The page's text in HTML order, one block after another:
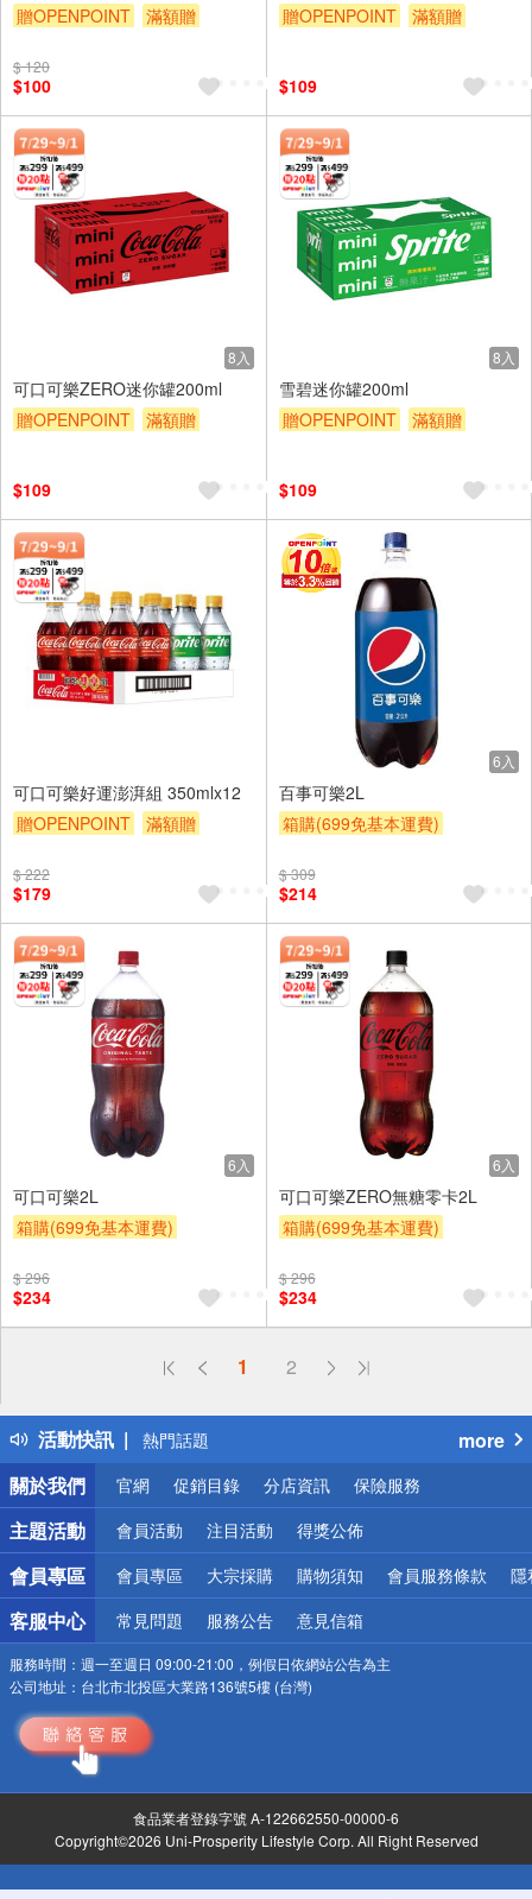
贈OPENPOINT
滿額贈
$ 120
$100
贈OPENPOINT
滿額贈
$109
8入
可口可樂ZERO迷你罐200ml
贈OPENPOINT
滿額贈
$109
8入
雪碧迷你罐200ml
贈OPENPOINT
滿額贈
$109
可口可樂好運澎湃組 350mlx12
贈OPENPOINT
滿額贈
$ 222
$179
6入
百事可樂2L
箱購(699免基本運費)
$ 309
$214
6入
可口可樂2L
箱購(699免基本運費)
滿額9折
$ 296
$234
6入
可口可樂ZERO無糖零卡2L
箱購(699免基本運費)
滿額9折
$ 296
$234
1 2
活動快訊
偏遠地區配送
得獎公告
熱門話題
銀行優惠
偏遠地區配送
詐騙網頁！請小心！
more
關於我們
官網 促銷目錄 分店資訊 保險服務
主題活動 會員活動 注目活動 得獎公佈
會員專區 會員專區 大宗採購 購物須知 會員服務條款 隱
客服中心 常見問題 服務公告 意見信箱
服務時間： 週一至週日 09:00-21:00，例假日依網站公告為主
公司地址： 台北市北投區大業路136號5樓 (台灣)
食品業者登錄字號 A-122662550-00000-6
Copyright©2026 Uni-Prosperity Lifestyle Corp. All Right Reserved